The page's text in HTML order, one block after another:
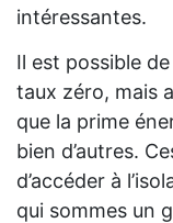
intéressantes.
Il est possible
taux zéro, mais
que la prime
bien d’autres.
d’accéder à
qui sommes un